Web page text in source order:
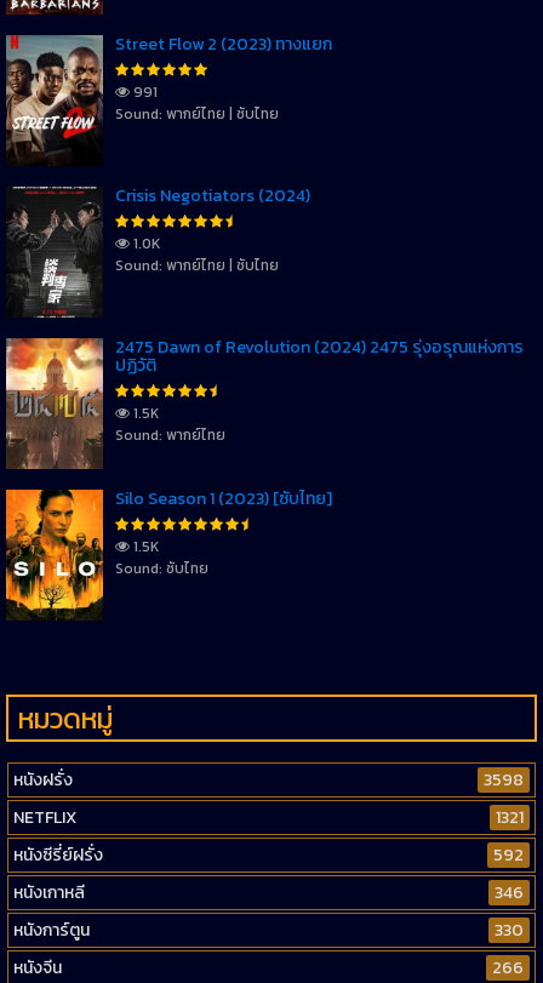
Street Flow 2 (2023) ทางแยก
991
Sound: พากย์ไทย | ซับไทย
Crisis Negotiators (2024)
1.0K
Sound: พากย์ไทย | ซับไทย
2475 Dawn of Revolution (2024) 2475 รุ่งอรุณแห่งการ
ปฏิวัติ
1.5K
Sound: พากย์ไทย
Silo Season 1 (2023) [ซับไทย]
1.5K
Sound: ซับไทย
หมวดหมู่
หนังฝรั่ง
3598
NETFLIX
1321
หนังซีรี่ย์ฝรั่ง
592
หนังเกาหลี
346
หนังการ์ตูน
330
หนังจีน
266